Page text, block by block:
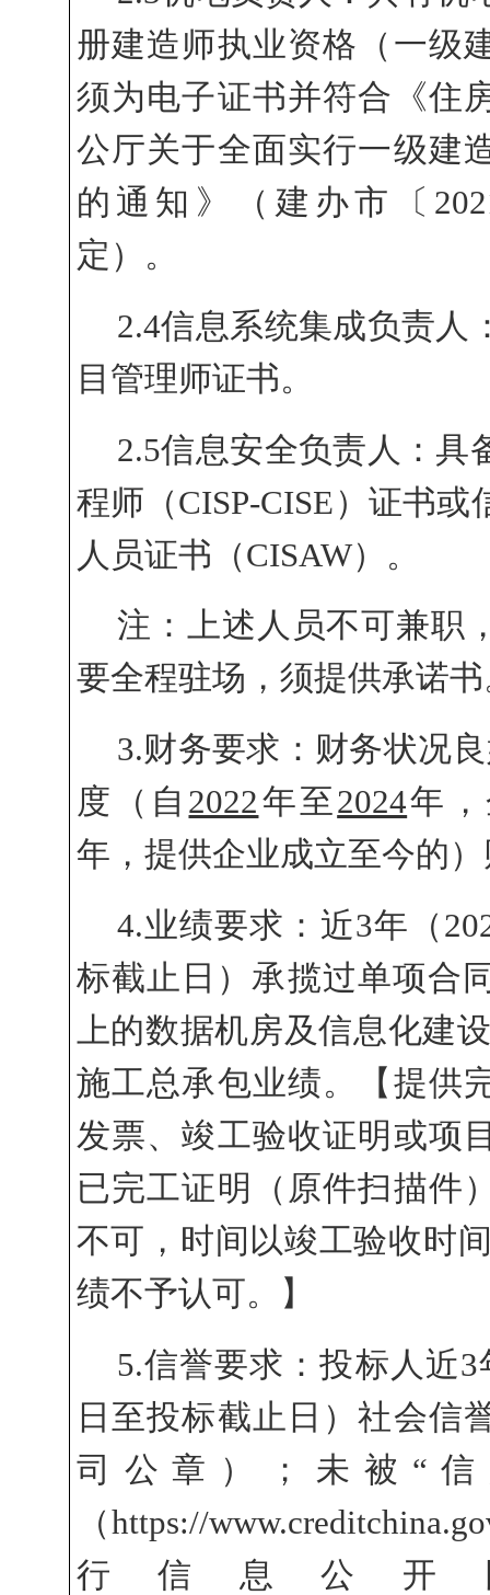
册建造师执业资格（一级
须为电子证书并符合《住
公厅关于全面实行一级建
的通知》（建办市〔
定）。
2.4信息系统集成负责人
目管理师证书。
2.5信息安全负责人：具
程师（CISP-CISE）证书
人员证书（CISAW）。
注：上述 人员不可兼职
要全程驻场 ，须提供承诺
3.财务要求：财务状况
度（自 2022年至2024年
年，提供企业成立至今的
4.业绩要求： 近3年（
标截止日）承揽过单项合
上的数据机房及信息化建
施工总承包业绩。【提供
发票、竣工验收证明或项
已完工证明（原件扫描件
不可，时间以竣工验收时
绩不予认可。】
5.信誉要求：投标 人 近3
日至投标截止日）社会信
司公章）；未被 “
（https://
行信息公